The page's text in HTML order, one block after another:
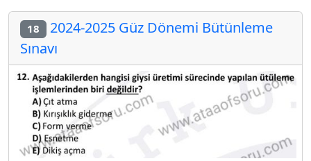
18 2024-2025 Güz Dönemi Bütünleme
Sınavı